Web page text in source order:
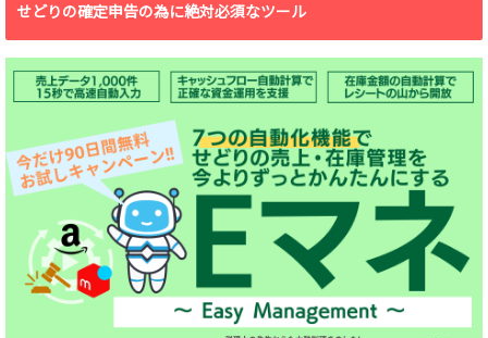
せどりの確定申告の為に絶対必須なツール